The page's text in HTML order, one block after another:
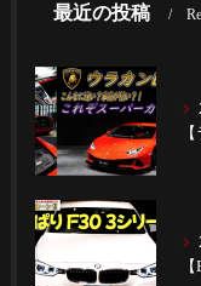
最近の投稿